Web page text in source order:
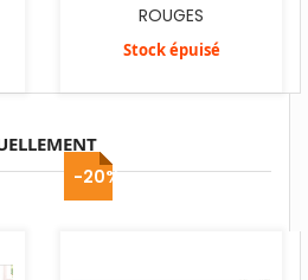
ROUGES
Stock épuisé
-20%